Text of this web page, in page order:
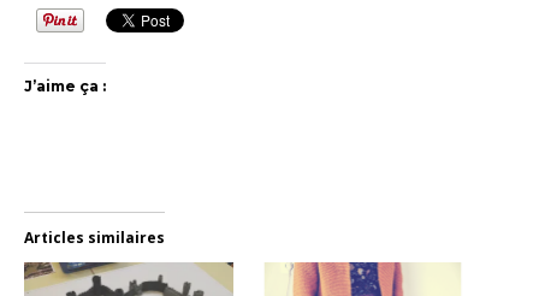
J’aime ça :
Articles similaires